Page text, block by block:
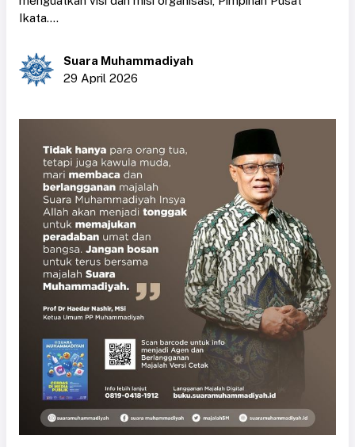
Ikata....
Suara Muhammadiyah
29 April 2026